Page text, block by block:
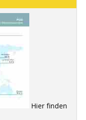
Hier finden